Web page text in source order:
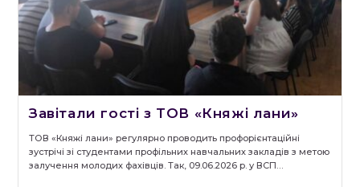
Завітали гості з ТОВ «Княжі лани»
ТОВ «Княжі лани» регулярно проводить профорієнтаційні
зустрічі зі студентами профільних навчальних закладів з метою
залучення молодих фахівців. Так, 09.06.2026 р. у ВСП…